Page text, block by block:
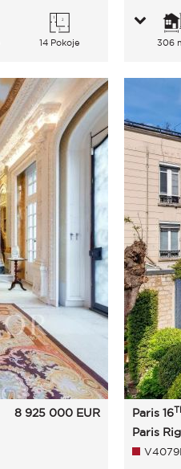
14 Pokoje 306
8 925 000 EUR Paris 16
Paris